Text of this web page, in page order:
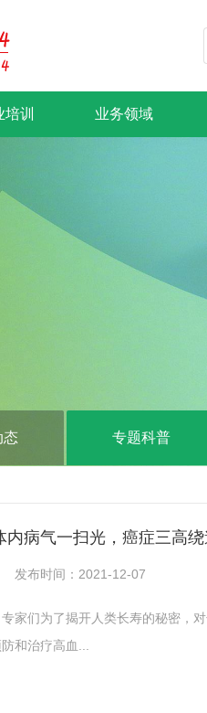
培训 业务领域
态 专题科普
病气一扫光，癌症三高
发布时间：2021-12-07
家们为了揭开人类长寿的秘密，
和治疗高血...